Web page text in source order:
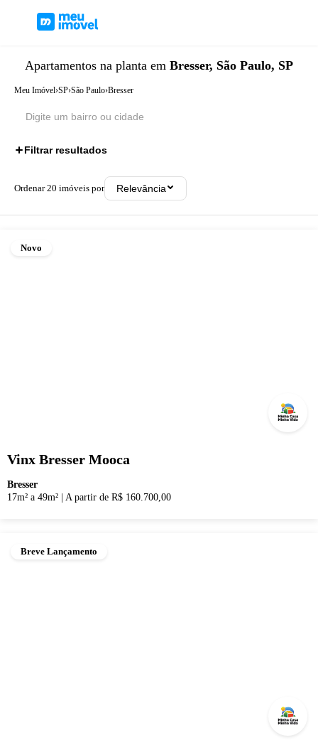
Apartamentos na planta em Bresser, São Paulo, SP
Meu Imóvel›SP›São Paulo›Bresser
Filtrar resultados
Ordenar20 imóveis por Relevância
Novo
Vinx Bresser Mooca
Bresser
17m² a 49m²
A partir de R$ 160.700,00
Breve Lançamento